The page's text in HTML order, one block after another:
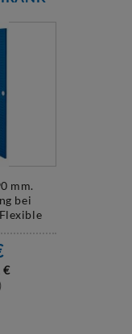
mm.
bei
€